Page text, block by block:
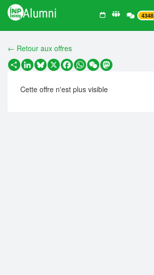
4348
← Retour aux offres
PartagerLinkedIn
Bluesky
X Facebook
WhatsApp
WeChatMastodon
Cette offre n'est plus visible